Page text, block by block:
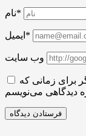
نام*
ایمیل*
وب سایت
برای زمانی که